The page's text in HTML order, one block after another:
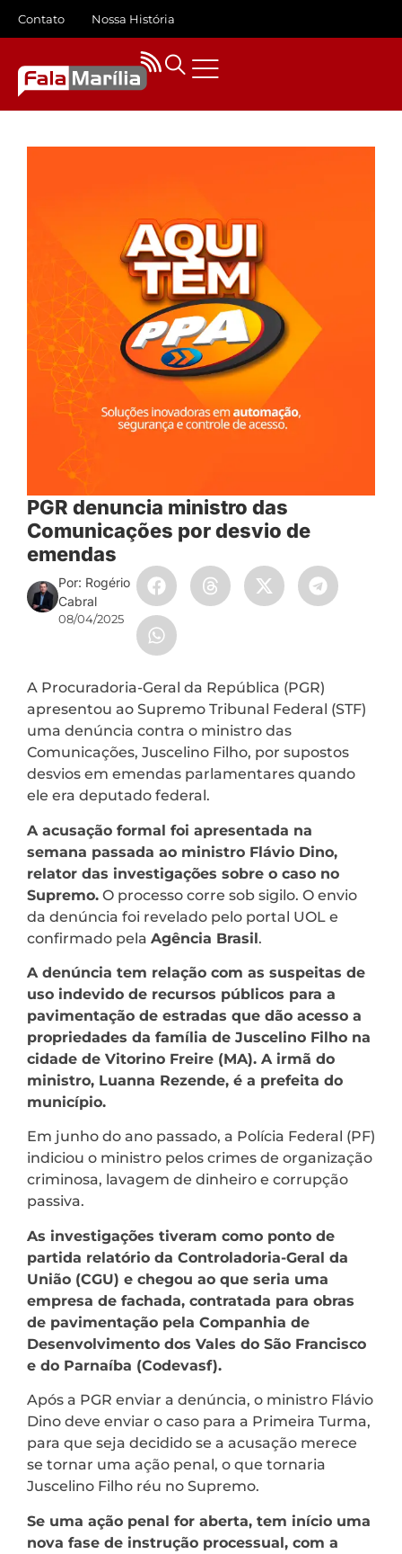
Contato Nossa História
PGR denuncia ministro das
Comunicações por desvio de
emendas
Por: Rogério
Cabral
08/04/2025
A Procuradoria-Geral da República (PGR)
apresentou ao Supremo Tribunal Federal (STF)
uma denúncia contra o ministro das
Comunicações, Juscelino Filho, por supostos
desvios em emendas parlamentares quando
ele era deputado federal.
A acusação formal foi apresentada na
semana passada ao ministro Flávio Dino,
relator das investigações sobre o caso no
Supremo. O processo corre sob sigilo. O envio
da denúncia foi revelado pelo portal UOL e
confirmado pela Agência Brasil.
A denúncia tem relação com as suspeitas de
uso indevido de recursos públicos para a
pavimentação de estradas que dão acesso a
propriedades da família de Juscelino Filho na
cidade de Vitorino Freire (MA). A irmã do
ministro, Luanna Rezende, é a prefeita do
município.
Em junho do ano passado, a Polícia Federal (PF)
indiciou o ministro pelos crimes de organização
criminosa, lavagem de dinheiro e corrupção
passiva.
As investigações tiveram como ponto de
partida relatório da Controladoria-Geral da
União (CGU) e chegou ao que seria uma
empresa de fachada, contratada para obras
de pavimentação pela Companhia de
Desenvolvimento dos Vales do São Francisco
e do Parnaíba (Codevasf).
Após a PGR enviar a denúncia, o ministro Flávio
Dino deve enviar o caso para a Primeira Turma,
para que seja decidido se a acusação merece
se tornar uma ação penal, o que tornaria
Juscelino Filho réu no Supremo.
Se uma ação penal for aberta, tem início uma
nova fase de instrução processual, com a